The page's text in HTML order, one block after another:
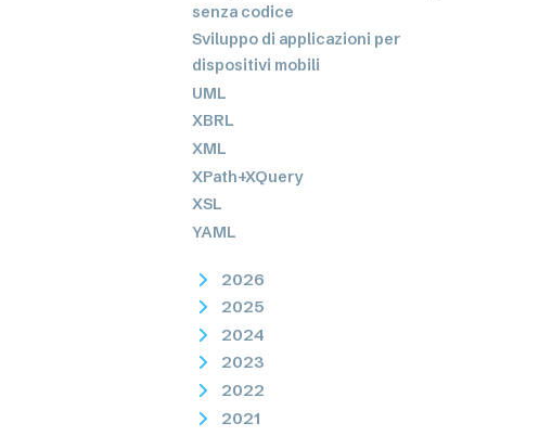
senza codice
Sviluppo di applicazioni per
dispositivi mobili
UML
XBRL
XML
XPath+XQuery
XSL
YAML
2026
2025
2024
2023
2022
2021